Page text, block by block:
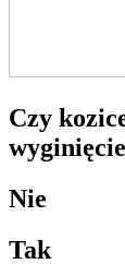
Czy
Nie
Tak